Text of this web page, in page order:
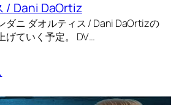
/ Dani DaOrtiz
ダニ ダオルティス / Dani DaOrtizの
げていく予定。 DV…